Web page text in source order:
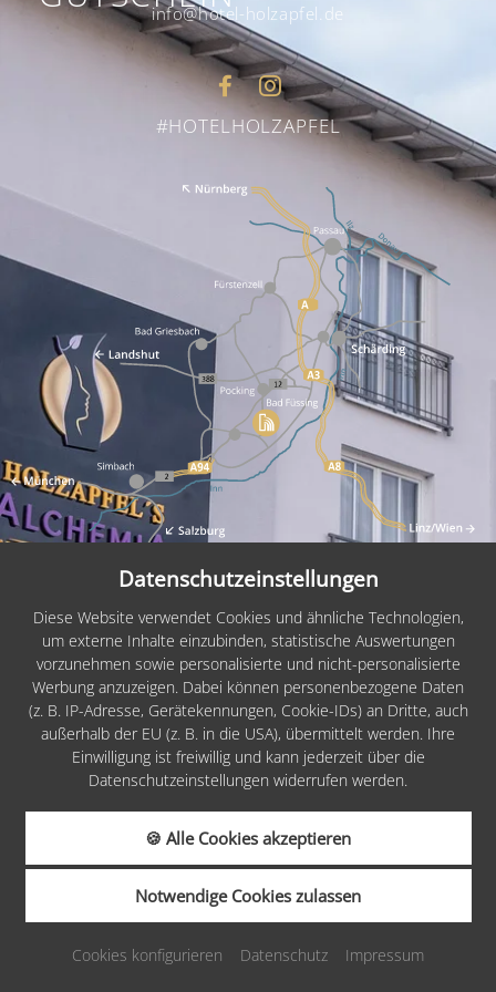
Datenschutzeinstellungen
Diese Website verwendet Cookies und ähnliche Technologien,
um externe Inhalte einzubinden, statistische Auswertungen
vorzunehmen sowie personalisierte und nicht-personalisierte
Werbung anzuzeigen. Dabei können personenbezogene Daten
(z. B. IP-Adresse, Gerätekennungen, Cookie-IDs) an Dritte, auch
außerhalb der EU (z. B. in die USA), übermittelt werden. Ihre
Einwilligung ist freiwillig und kann jederzeit über die
Datenschutzeinstellungen widerrufen werden.
🍪 Alle Cookies akzeptieren
Notwendige Cookies zulassen
Cookies konfigurieren Datenschutz Impressum
ANFRAGEN BUCHEN
GUTSCHEINE KARRIERE
info@hotel-holzapfel.de
#HOTELHOLZAPFEL
PARTNER &
AUSZEICHNUNGEN
Datenschutz
Dieser Inhalt ist nur
sichtbar wenn Sie Cookies
von "RELAX Guide &
Magazin Werner Medien
GmbH" akzeptieren.
Einstellungen
Datenschutz
Dieser Inhalt ist nur
sichtbar wenn Sie Cookies
von "RELAX Guide &
Magazin Werner Medien
GmbH" akzeptieren.
Akzeptieren